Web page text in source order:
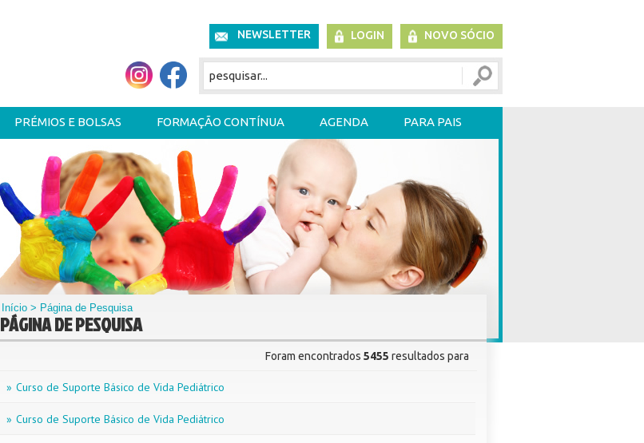
NEWSLETTER LOGIN NOVO SÓCIO
PRÉMIOS E BOLSAS FORMAÇÃO CONTÍNUA AGENDA PARA PAIS
Início > Página de Pesquisa
PÁGINA DE PESQUISA
Foram encontrados 5455 resultados para
» Curso de Suporte Básico de Vida Pediátrico
» Curso de Suporte Básico de Vida Pediátrico